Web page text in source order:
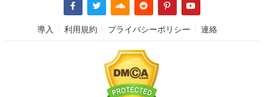
導入 利用規約 プライバシーポリシー 連絡